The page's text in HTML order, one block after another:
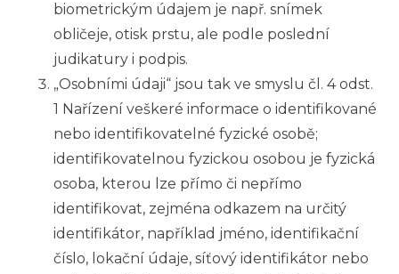
biometrickým údajem je např. snímek
obličeje, otisk prstu, ale podle poslední
judikatury i podpis.
„Osobními údaji“ jsou tak ve smyslu čl. 4 odst.
1 Nařízení veškeré informace o identifikované
nebo identifikovatelné fyzické osobě;
identifikovatelnou fyzickou osobou je fyzická
osoba, kterou lze přímo či nepřímo
identifikovat, zejména odkazem na určitý
identifikátor, například jméno, identifikační
číslo, lokační údaje, síťový identifikátor nebo